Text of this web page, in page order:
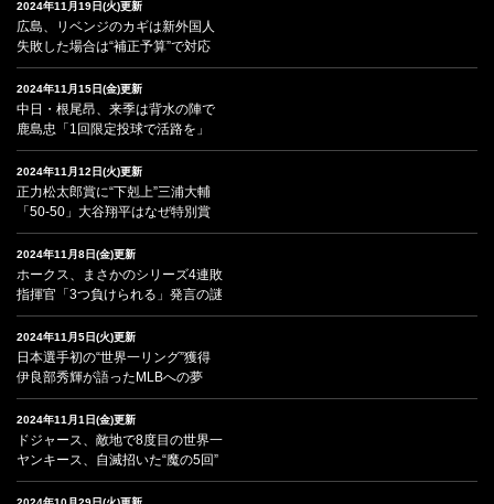
2024年11月19日(火)更新
広島、リベンジのカギは新外国人
失敗した場合は“補正予算”で対応
2024年11月15日(金)更新
中日・根尾昂、来季は背水の陣で
鹿島忠「1回限定投球で活路を」
2024年11月12日(火)更新
正力松太郎賞に“下剋上”三浦大輔
「50-50」大谷翔平はなぜ特別賞
2024年11月8日(金)更新
ホークス、まさかのシリーズ4連敗
指揮官「3つ負けられる」発言の謎
2024年11月5日(火)更新
日本選手初の“世界一リング”獲得
伊良部秀輝が語ったMLBへの夢
2024年11月1日(金)更新
ドジャース、敵地で8度目の世界一
ヤンキース、自滅招いた“魔の5回”